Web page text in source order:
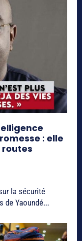
: elle
routes
la sécurité
de Yaoundé...